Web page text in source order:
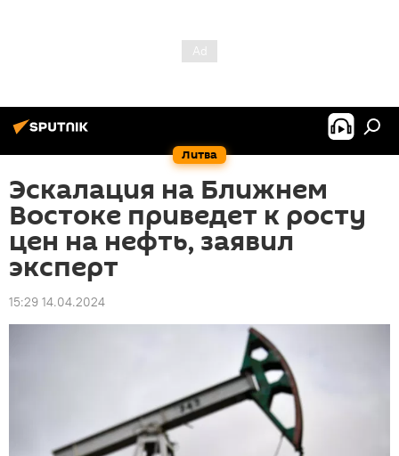
Литва
Эскалация на Ближнем
Востоке приведет к росту
цен на нефть, заявил
эксперт
15:29 14.04.2024